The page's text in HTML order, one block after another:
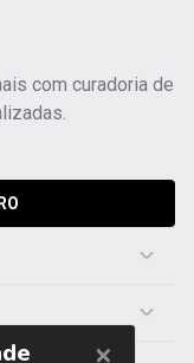
com curadoria de